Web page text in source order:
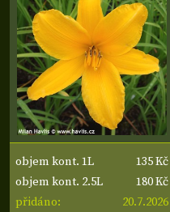
objem kont. 1L
135 Kč
objem kont. 2.5L
180 Kč
přidáno:
20.7.2026